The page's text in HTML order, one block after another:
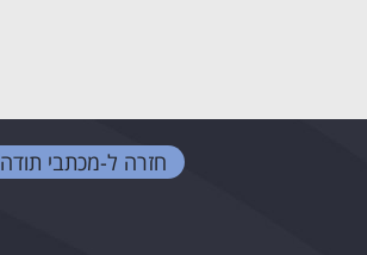
חזרה ל-מכתבי תודה